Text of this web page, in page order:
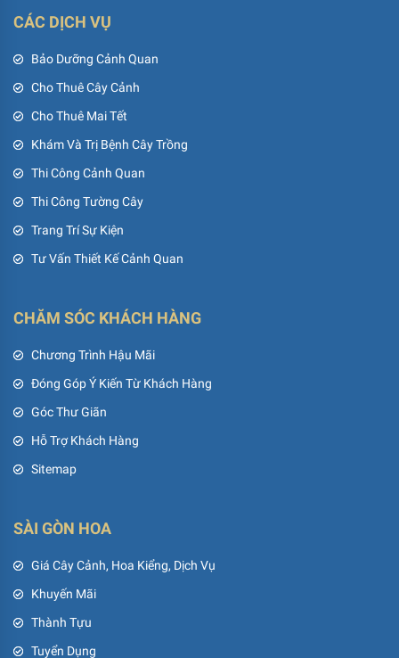
CÁC DỊCH VỤ
Bảo Dưỡng Cảnh Quan
Cho Thuê Cây Cảnh
Cho Thuê Mai Tết
Khám Và Trị Bệnh Cây Trồng
Thi Công Cảnh Quan
Thi Công Tường Cây
Trang Trí Sự Kiện
Tư Vấn Thiết Kế Cảnh Quan
CHĂM SÓC KHÁCH HÀNG
Chương Trình Hậu Mãi
Đóng Góp Ý Kiến Từ Khách Hàng
Góc Thư Giãn
Hỗ Trợ Khách Hàng
Sitemap
SÀI GÒN HOA
Giá Cây Cảnh, Hoa Kiểng, Dịch Vụ
Khuyến Mãi
Thành Tựu
Tuyển Dụng